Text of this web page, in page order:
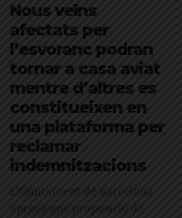
Nous veïns
afectats per
l’esvoranc podran
tornar a casa aviat
mentre d’altres es
constitueixen en
una plataforma per
reclamar
indemnitzacions
L’Ajuntament de Barcelona
aprova una proposició de